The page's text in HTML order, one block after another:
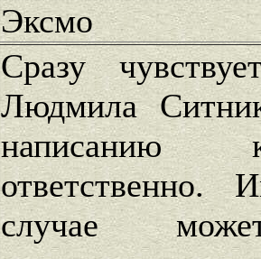
Эксмо
Сразу
Людмила
написанию
ответственно.
случае